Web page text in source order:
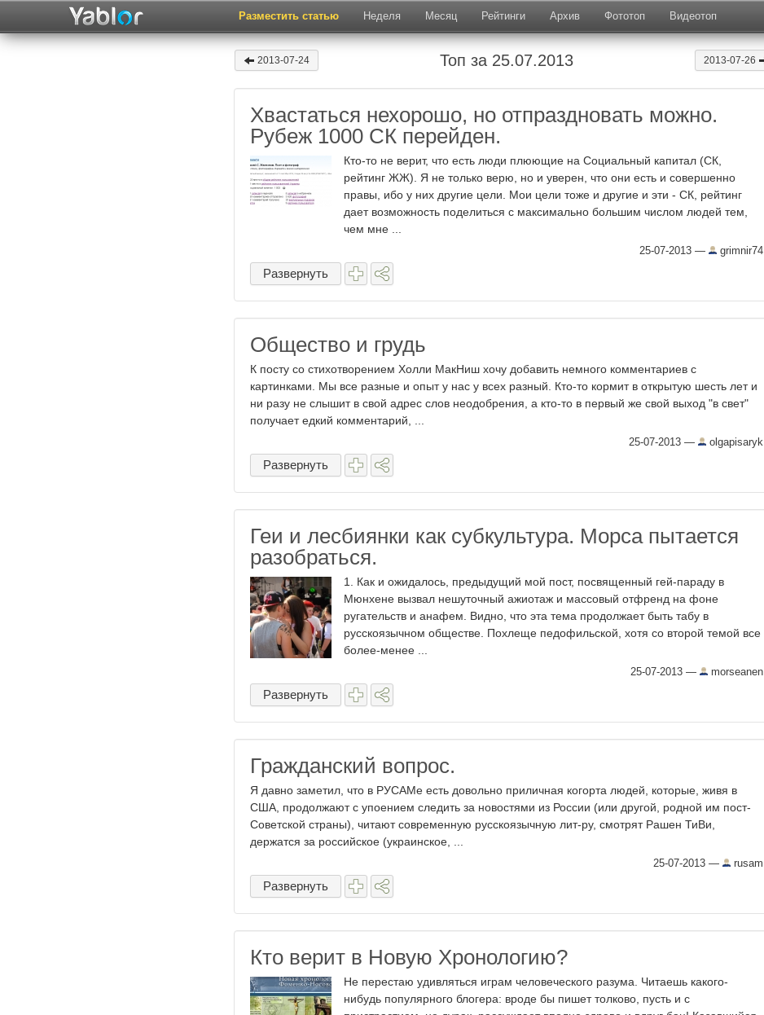
Разместить статью Неделя Месяц Рейтинги Архив Фототоп Видеотоп
2013-07-24 Топ за 25.07.2013 2013-07-26
Хвастаться нехорошо, но отпраздновать можно.
Рубеж 1000 СК перейден.
Кто-то не верит, что есть люди плюющие на Социальный капитал (СК,
рейтинг ЖЖ). Я не только верю, но и уверен, что они есть и совершенно
правы, ибо у них другие цели. Мои цели тоже и другие и эти - СК, рейтинг
дает возможность поделиться с максимально большим числом людей тем,
чем мне ...
25-07-2013 — grimnir74
Развернуть
Общество и грудь
К посту со стихотворением Холли МакНиш хочу добавить немного комментариев с
картинками. Мы все разные и опыт у нас у всех разный. Кто-то кормит в открытую шесть лет и
ни разу не слышит в свой адрес слов неодобрения, а кто-то в первый же свой выход "в свет"
получает едкий комментарий, ...
25-07-2013 — olgapisaryk
Развернуть
Геи и лесбиянки как субкультура. Морса пытается
разобраться.
1. Как и ожидалось, предыдущий мой пост, посвященный гей-параду в
Мюнхене вызвал нешуточный ажиотаж и массовый отфренд на фоне
ругательств и анафем. Видно, что эта тема продолжает быть табу в
русскоязычном обществе. Похлеще педофильской, хотя со второй темой все
более-менее ...
25-07-2013 — morseanen
Развернуть
Гражданский вопрос.
Я давно заметил, что в РУСАМе есть довольно приличная когорта людей, которые, живя в
США, продолжают с упоением следить за новостями из России (или другой, родной им пост-
Советской страны), читают современную русскоязычную лит-ру, смотрят Рашен ТиВи,
держатся за российское (украинское, ...
25-07-2013 — rusam
Развернуть
Кто верит в Новую Хронологию?
Не перестаю удивляться играм человеческого разума. Читаешь какого-
нибудь популярного блогера: вроде бы пишет толково, пусть и с